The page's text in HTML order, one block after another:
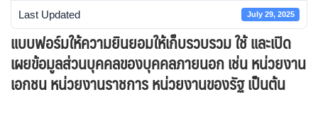
Search
for:
Last Updated July 29, 2025
แบบฟอร์มให้ความยินยอมให้เก็บรวบรวม ใช้ และเปิด
เผยข้อมูลส่วนบุคคลของบุคคลภายนอก เช่น หน่วยงาน
เอกชน หน่วยงานราชการ หน่วยงานของรัฐ เป็นต้น